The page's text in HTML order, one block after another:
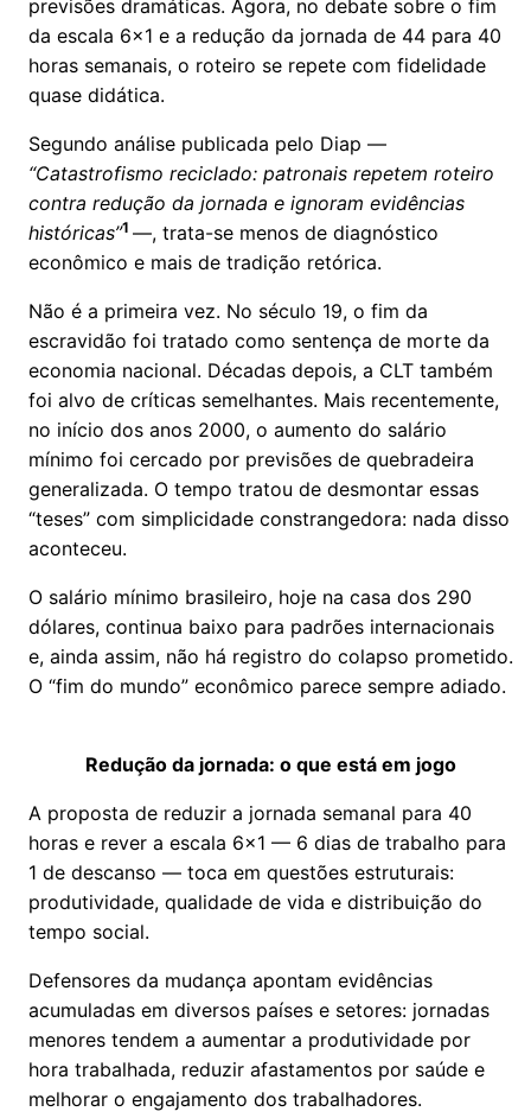
previsões dramáticas. Agora, no debate sobre o fim
da escala 6x1 e a redução da jornada de 44 para 40
horas semanais, o roteiro se repete com fidelidade
quase didática.
Segundo análise publicada pelo Diap —
“Catastrofismo reciclado: patronais repetem roteiro
contra redução da jornada e ignoram evidências
históricas”1 —, trata-se menos de diagnóstico
econômico e mais de tradição retórica.
Não é a primeira vez. No século 19, o fim da
escravidão foi tratado como sentença de morte da
economia nacional. Décadas depois, a CLT também
foi alvo de críticas semelhantes. Mais recentemente,
no início dos anos 2000, o aumento do salário
mínimo foi cercado por previsões de quebradeira
generalizada. O tempo tratou de desmontar essas
“teses” com simplicidade constrangedora: nada disso
aconteceu.
O salário mínimo brasileiro, hoje na casa dos 290
dólares, continua baixo para padrões internacionais
e, ainda assim, não há registro do colapso prometido.
O “fim do mundo” econômico parece sempre adiado.
Redução da jornada: o que está em jogo
A proposta de reduzir a jornada semanal para 40
horas e rever a escala 6x1 — 6 dias de trabalho para
1 de descanso — toca em questões estruturais:
produtividade, qualidade de vida e distribuição do
tempo social.
Defensores da mudança apontam evidências
acumuladas em diversos países e setores: jornadas
menores tendem a aumentar a produtividade por
hora trabalhada, reduzir afastamentos por saúde e
melhorar o engajamento dos trabalhadores.